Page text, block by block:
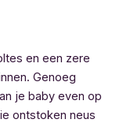
en een zere
Genoeg
je baby even op
ontstoken neus